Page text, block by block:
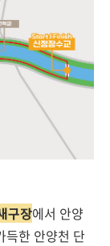
구장에서 안양
득한 안양천 단